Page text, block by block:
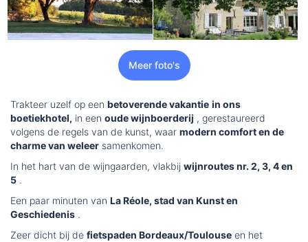
Meer foto's
Trakteer uzelf op een betoverende vakantie in ons
boetiekhotel, in een oude wijnboerderij , gerestaureerd
volgens de regels van de kunst, waar modern comfort en de
charme van weleer samenkomen.
In het hart van de wijngaarden, vlakbij wijnroutes nr. 2, 3, 4 en
5 .
Een paar minuten van La Réole, stad van Kunst en
Geschiedenis .
Zeer dicht bij de fietspaden Bordeaux/Toulouse en het